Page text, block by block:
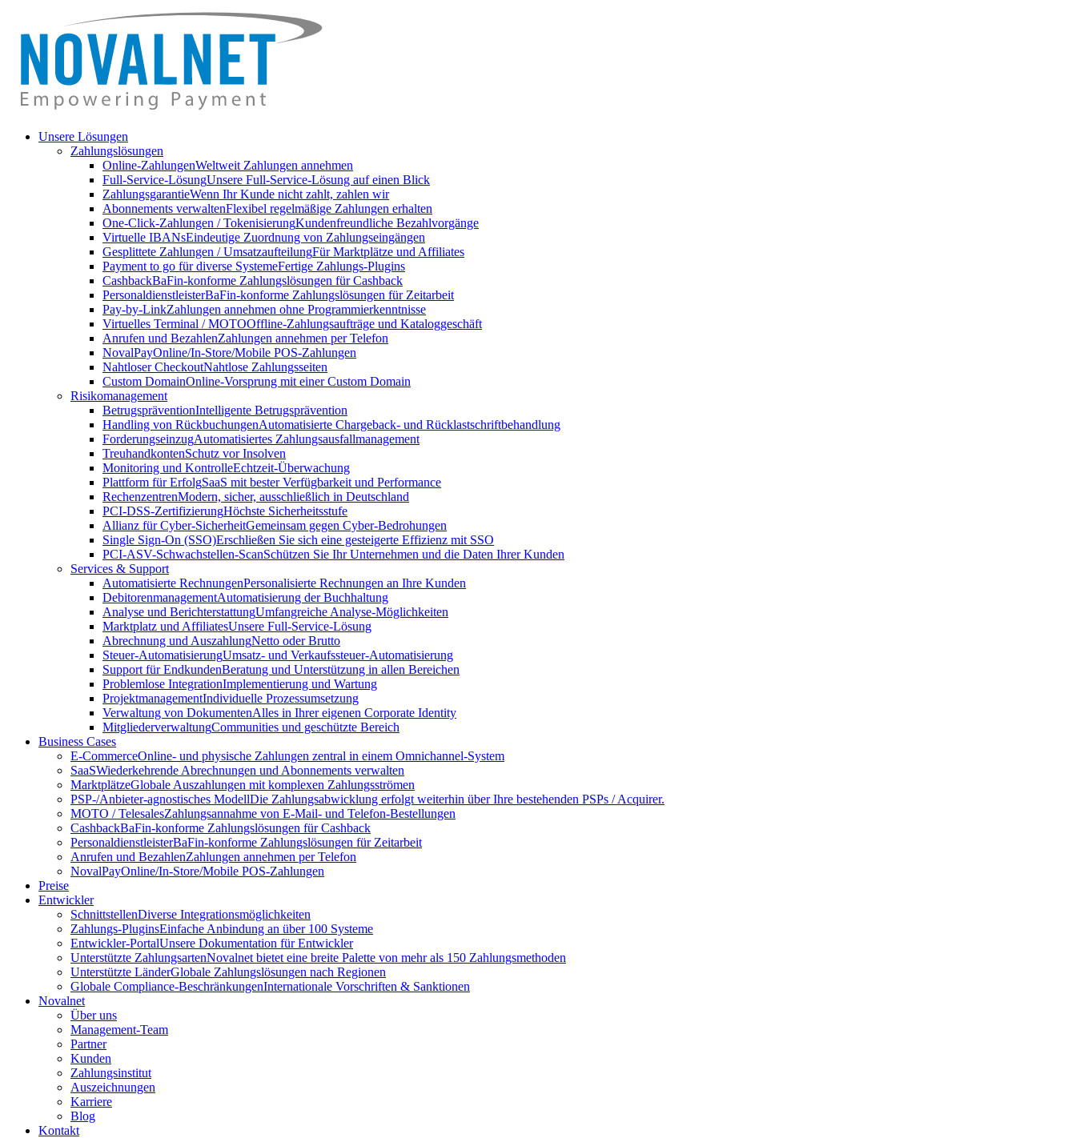
Unsere Lösungen
Zahlungslösungen
Online-ZahlungenWeltweit Zahlungen annehmen
Full-Service-LösungUnsere Full-Service-Lösung auf einen Blick
ZahlungsgarantieWenn Ihr Kunde nicht zahlt, zahlen wir
Abonnements verwaltenFlexibel regelmäßige Zahlungen erhalten
One-Click-Zahlungen / TokenisierungKundenfreundliche Bezahlvorgänge
Virtuelle IBANsEindeutige Zuordnung von Zahlungseingängen
Gesplittete Zahlungen / UmsatzaufteilungFür Marktplätze und Affiliates
Payment to go für diverse SystemeFertige Zahlungs-Plugins
CashbackBaFin-konforme Zahlungslösungen für Cashback
PersonaldienstleisterBaFin-konforme Zahlungslösungen für Zeitarbeit
Pay-by-LinkZahlungen annehmen ohne Programmierkenntnisse
Virtuelles Terminal / MOTOOffline-Zahlungsaufträge und Kataloggeschäft
Anrufen und BezahlenZahlungen annehmen per Telefon
NovalPayOnline/In-Store/Mobile POS-Zahlungen
Nahtloser CheckoutNahtlose Zahlungsseiten
Custom DomainOnline-Vorsprung mit einer Custom Domain
Risikomanagement
BetrugspräventionIntelligente Betrugsprävention
Handling von RückbuchungenAutomatisierte Chargeback- und Rücklastschriftbehandlung
ForderungseinzugAutomatisiertes Zahlungsausfallmanagement
TreuhandkontenSchutz vor Insolven
Monitoring und KontrolleEchtzeit-Überwachung
Plattform für ErfolgSaaS mit bester Verfügbarkeit und Performance
RechenzentrenModern, sicher, ausschließlich in Deutschland
PCI-DSS-ZertifizierungHöchste Sicherheitsstufe
Allianz für Cyber-SicherheitGemeinsam gegen Cyber-Bedrohungen
Single Sign-On (SSO)Erschließen Sie sich eine gesteigerte Effizienz mit SSO
PCI-ASV-Schwachstellen-ScanSchützen Sie Ihr Unternehmen und die Daten Ihrer Kunden
Services & Support
Automatisierte RechnungenPersonalisierte Rechnungen an Ihre Kunden
DebitorenmanagementAutomatisierung der Buchhaltung
Analyse und BerichterstattungUmfangreiche Analyse-Möglichkeiten
Marktplatz und AffiliatesUnsere Full-Service-Lösung
Abrechnung und AuszahlungNetto oder Brutto
Steuer-AutomatisierungUmsatz- und Verkaufssteuer-Automatisierung
Support für EndkundenBeratung und Unterstützung in allen Bereichen
Problemlose IntegrationImplementierung und Wartung
ProjektmanagementIndividuelle Prozessumsetzung
Verwaltung von DokumentenAlles in Ihrer eigenen Corporate Identity
MitgliederverwaltungCommunities und geschützte Bereich
Business Cases
E-CommerceOnline- und physische Zahlungen zentral in einem Omnichannel-System
SaaSWiederkehrende Abrechnungen und Abonnements verwalten
MarktplätzeGlobale Auszahlungen mit komplexen Zahlungsströmen
PSP-/Anbieter‑agnostisches ModellDie Zahlungsabwicklung erfolgt weiterhin über Ihre bestehenden PSPs / Acquirer.
MOTO / TelesalesZahlungsannahme von E-Mail- und Telefon-Bestellungen
CashbackBaFin-konforme Zahlungslösungen für Cashback
PersonaldienstleisterBaFin-konforme Zahlungslösungen für Zeitarbeit
Anrufen und BezahlenZahlungen annehmen per Telefon
NovalPayOnline/In-Store/Mobile POS-Zahlungen
Preise
Entwickler
SchnittstellenDiverse Integrationsmöglichkeiten
Zahlungs-PluginsEinfache Anbindung an über 100 Systeme
Entwickler-PortalUnsere Dokumentation für Entwickler
Unterstützte ZahlungsartenNovalnet bietet eine breite Palette von mehr als 150 Zahlungsmethoden
Unterstützte LänderGlobale Zahlungslösungen nach Regionen
Globale Compliance-BeschränkungenInternationale Vorschriften & Sanktionen
Novalnet
Über uns
Management-Team
Partner
Kunden
Zahlungsinstitut
Auszeichnungen
Karriere
Blog
Kontakt